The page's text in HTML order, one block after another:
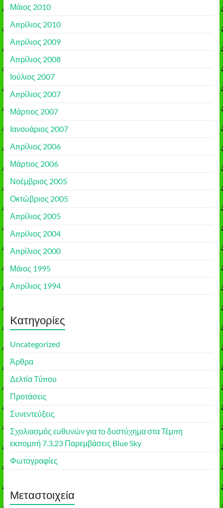
Μάιος 2010
Απρίλιος 2010
Απρίλιος 2009
Απρίλιος 2008
Ιούλιος 2007
Απρίλιος 2007
Μάρτιος 2007
Ιανουάριος 2007
Απρίλιος 2006
Μάρτιος 2006
Νοέμβριος 2005
Οκτώβριος 2005
Απρίλιος 2005
Απρίλιος 2004
Απρίλιος 2000
Μάιος 1995
Απρίλιος 1994
Kατηγορίες
Uncategorized
Άρθρα
Δελτία Τύπου
Προτάσεις
Συνεντεύξεις
Σχολιασμός ευθυνών για το δυστύχημα στα Τέμπη
εκπομπή 7.3.23 Παρεμβάσεις Blue Sky
Φωτογραφίες
Μεταστοιχεία